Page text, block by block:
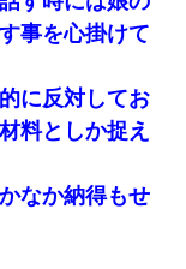
事を心掛けて
に反対してお
料としか捉え
なか納得もせ